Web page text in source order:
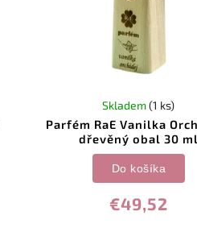
Parfém RaE Vanilka
dřevěný obal 30 ml
Skladem(1 ks)
€49,52
Do košíka